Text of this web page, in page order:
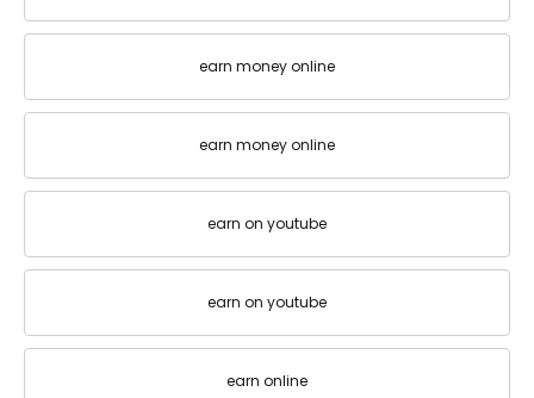
earn money online
earn money online
earn on youtube
earn on youtube
earn online